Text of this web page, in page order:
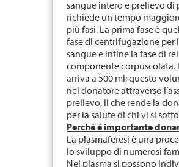
sangue intero e prelievo
richiede un tempo
più fasi. La prima fase è
fase di centrifugazione per
sangue e infine la fase di
componente
arriva a 500 ml; questo
nel donatore attraverso
prelievo, il che rende la
per la salute di chi vi si
Perché è importante
La plasmaferesi è una
lo sviluppo di numerosi
Nel plasma si possono